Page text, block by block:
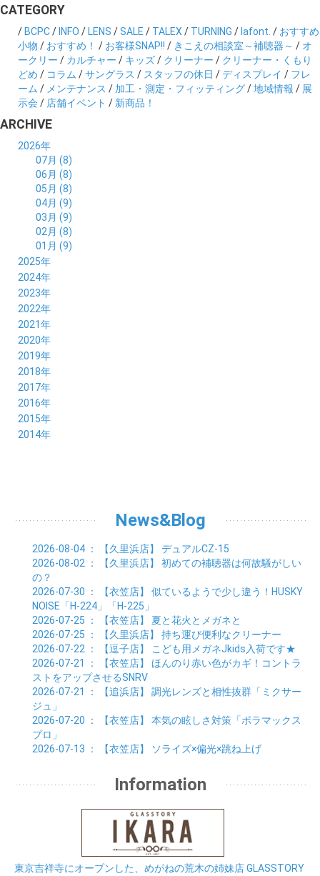
CATEGORY
/ BCPC/ INFO / LENS /SALE / TALEX / TURNING / lafont. / おすすめ
小物 / おすすめ！ / お客様SNAP!! / きこえの相談室～補聴器～ / オ
ークリー / カルチャー / キッズ/ クリーナー / クリーナー・くもり
どめ / コラム /サングラス / スタッフの休日 /ディスプレイ / フレ
ーム / メンテナンス / 加工・測定・フィッティング/地域情報 / 展
示会 / 店舗イベント / 新商品！
ARCHIVE
2026年
07月 (8)
06月 (8)
05月 (8)
04月 (9)
03月 (9)
02月 (8)
01月 (9)
2025年
12月 (10)
11月 (8)
10月 (8)
09月 (8)
08月 (9)
07月 (7)
06月 (9)
05月 (8)
04月 (8)
03月 (9)
02月 (8)
01月 (8)
2024年
12月 (8)
11月 (9)
10月 (8)
09月 (9)
08月 (7)
07月 (8)
06月 (8)
05月 (8)
04月 (8)
03月 (8)
02月 (9)
2023年
12月 (8)
11月 (8)
10月 (8)
09月 (8)
08月 (9)
07月 (9)
06月 (8)
05月 (9)
04月 (9)
03月 (8)
2022年
12月 (9)
11月 (5)
10月 (4)
09月 (5)
08月 (4)
07月 (4)
06月 (5)
05月 (5)
04月 (2)
2021年
12月 (6)
11月 (4)
10月 (3)
09月 (7)
08月 (5)
07月 (4)
06月 (6)
05月 (6)
2020年
12月 (3)
11月 (6)
10月 (7)
09月 (7)
08月 (5)
07月 (5)
06月 (7)
2019年
12月 (9)
11月 (5)
10月 (7)
09月 (11)
08月 (6)
07月 (5)
2018年
12月 (6)
11月 (7)
10月 (6)
09月 (8)
08月 (4)
01月 (7)
2017年
12月 (6)
11月 (4)
10月 (5)
02月 (3)
01月 (6)
2016年
12月 (7)
11月 (4)
03月 (6)
02月 (9)
01月 (11)
2015年
12月 (6)
06月 (2)
2014年
News&Blog
2026-08-04 ： 【久里浜店】 デュアルCZ-15
2026-08-02 ： 【久里浜店】 初めての補聴器は何故騒がしい
の？
2026-07-30 ： 【衣笠店】 似ているようで少し違う！HUSKY
NOISE「H-224」「H-225」
2026-07-25 ： 【衣笠店】 夏と花火とメガネと
2026-07-25 ： 【久里浜店】 持ち運び便利なクリーナー
2026-07-22 ： 【逗子店】
こども用メガネJkids入荷です★
2026-07-21
： 【衣笠店】 ほんのり赤い色がカギ！コントラ
ストをアップさせるSNRV
2026-07-21
： 【追浜店】 調光レンズと相性抜群「ミクサー
ジュ」
2026-07-20 ： 【衣笠店】 本気の眩しさ対策「ポラマックス
プロ」
2026-07-13 ： 【衣笠店】 ソライズ×偏光×跳ね上げ
Information
東京吉祥寺にオープンした、めがねの荒木の姉妹店 GLASSTORY